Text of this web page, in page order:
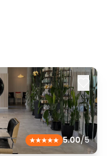
5.00/5